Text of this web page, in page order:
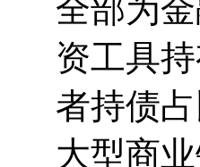
全部为
资工具
者持债
大型商